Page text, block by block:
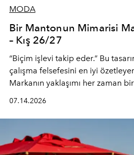
MODA
Bir Mantonun Mimarisi
– Kış 26/27
“Biçim işlevi takip eder.” Bu
çalışma felsefesini en iyi
Markanın yaklaşımı her zaman
(savoir-faire) buluşan parçalara
07.14.2026